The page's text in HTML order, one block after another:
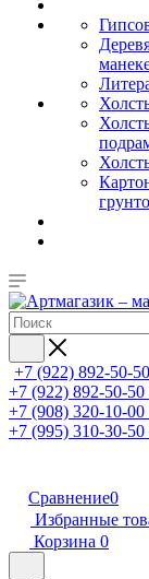
+7 (922) 892-50-50
+7 (922) 892-50-50
+7 (908) 320-10-00
+7 (995) 310-30-50
Сравнение0
Избранные
Корзина 0